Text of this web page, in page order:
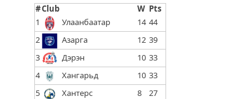
#Club W Pts
1
Улаанбаатар 14 44
2
Азарга 12 39
3
Дэрэн 10 33
4
Хангарьд 10 33
5
Хантерс 8
27